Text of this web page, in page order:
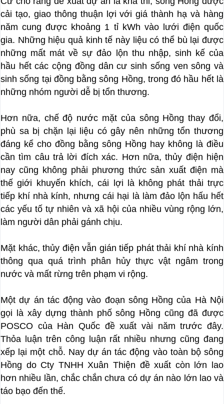
cải tạo, giao thông thuận lợi với giá thành hạ và hàng
năm cung được khoảng 1 tỉ kWh vào lưới điện quốc
gia. Những hiệu quả kinh tế này liệu có thể bù lại được
những mất mát về sự đảo lộn thu nhập, sinh kế của
hầu hết các cộng đồng dân cư sinh sống ven sông và
sinh sống tại đồng bằng sông Hồng, trong đó hầu hết là
những nhóm người dễ bị tổn thương.
Hơn nữa, chế độ nước mặt của sông Hồng thay đổi,
phù sa bị chặn lại liệu có gây nên những tổn thương
đáng kể cho đồng bằng sông Hồng hay không là điều
cần tìm câu trả lời đích xác. Hơn nữa, thủy điện hiện
nay cũng không phải phương thức sản xuất điện mà
thế giới khuyến khích, cái lợi là không phát thải trực
tiếp khí nhà kính, nhưng cái hại là làm đảo lộn hấu hết
các yếu tố tự nhiên và xã hội của nhiều vùng rộng lớn,
làm người dân phải gánh chịu.
Mặt khác, thủy điện vẫn gián tiếp phát thải khí nhà kính
thông qua quá trình phân hủy thực vật ngâm trong
nước và mất rừng trên phạm vi rộng.
Một dự án tác động vào đoạn sông Hồng của Hà Nội
gọi là xây dựng thành phố sông Hồng cũng đã được
POSCO của Hàn Quốc đề xuất vài năm trước đây.
Thỏa luận trên công luận rất nhiều nhưng cũng đang
xếp lại một chỗ. Nay dự án tác động vào toàn bộ sông
Hồng do Cty TNHH Xuân Thiện đề xuất còn lớn lao
hơn nhiều lần, chắc chắn chưa có dự án nào lớn lao và
táo bạo đến thế.